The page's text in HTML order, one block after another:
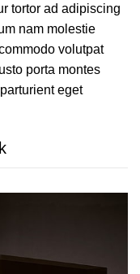
tortor ad adipiscing
nam molestie
volutpat
porta montes
eget